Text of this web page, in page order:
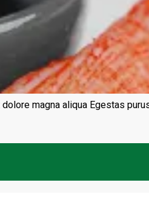
magna aliqua Egestas